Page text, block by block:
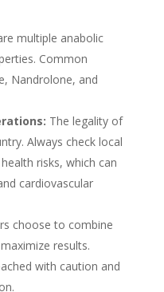
multiple anabolic
Common
Nandrolone, and
The legality of
Always check local
risks, which can
cardiovascular
choose to combine
results.
with caution and